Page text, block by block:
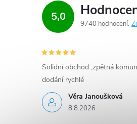
r
v
k
y
v
ý
5,0
9740 hodnocení
Věra Janoušková
8.8.2026
Solidní obchod ,zpětná
dodání rychlé